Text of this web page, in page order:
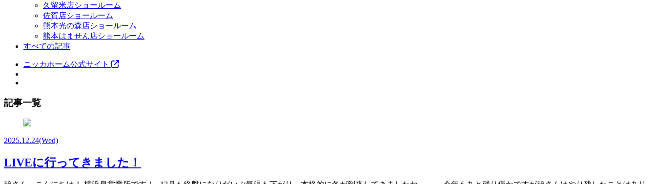
久留米店ショールーム
佐賀店ショールーム
熊本光の森店ショールーム
熊本はません店ショールーム
すべての記事
ニッカホーム公式サイト
記事一覧
2025.12.24(Wed)
LIVEに行ってきました！